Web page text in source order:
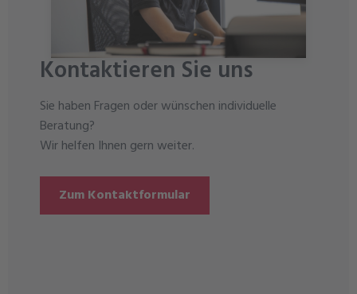
Kontaktieren Sie uns
Sie haben Fragen oder wünschen individuelle
Beratung?
Wir helfen Ihnen gern weiter.
Zum Kontaktformular